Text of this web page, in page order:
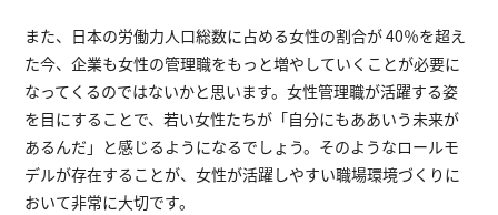
また、日本の労働力人口総数に占める女性の割合が 40％を超え
た今、企業も女性の管理職をもっと増やしていくことが必要に
なってくるのではないかと思います。女性管理職が活躍する姿
を目にすることで、若い女性たちが「自分にもああいう未来が
あるんだ」と感じるようになるでしょう。そのようなロールモ
デルが存在することが、女性が活躍しやすい職場環境づくりに
おいて非常に大切です。